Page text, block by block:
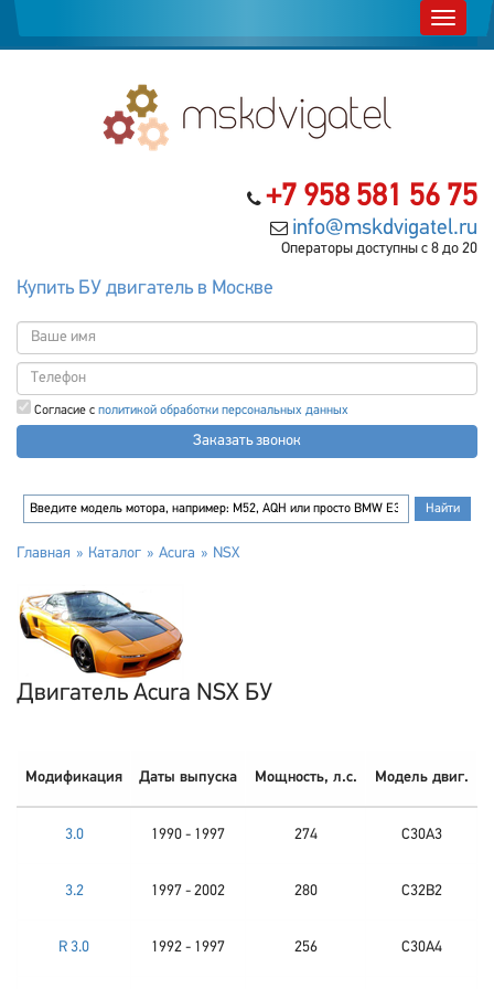
+7 958 581 56 75
info@mskdvigatel.ru
Операторы доступны с 8 до 20
Купить БУ двигатель в Москве
Согласие с политикой обработки персональных данных
Заказать звонок
Главная Каталог Acura NSX
Двигатель Acura NSX БУ
Модификация Даты выпуска Мощность, л.с. Модель двиг.
3.0 1990 - 1997 274 C30A3
3.2 1997 - 2002 280 C32B2
R 3.0 1992 - 1997 256 C30A4